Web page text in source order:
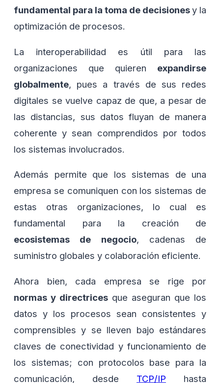
fundamental para la toma de decisionesy la
optimización de procesos.
La interoperabilidad es útil para las
organizaciones que quieren expandirse
globalmente, pues a través de sus redes
digitales se vuelve capaz de que, a pesar de
las distancias, sus datos fluyan de manera
coherente y sean comprendidos por todos
los sistemas involucrados.
Además permite que los sistemas de una
empresa se comuniquen con los sistemas de
estas otras organizaciones, lo cual es
fundamental para la creación de
ecosistemas de negocio, cadenas de
suministro globales y colaboración eficiente.
Ahora bien, cada empresa se rige por
normas y directrices que aseguran que los
datos y los procesos sean consistentes y
comprensibles y se lleven bajo estándares
claves de conectividad y funcionamiento de
los sistemas; con protocolos base para la
comunicación, desde TCP/IP hasta